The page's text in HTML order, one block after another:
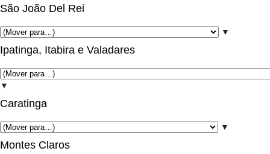
São João Del Rei
▼
Ipatinga, Itabira e Valadares
▼
Caratinga
▼
Montes Claros